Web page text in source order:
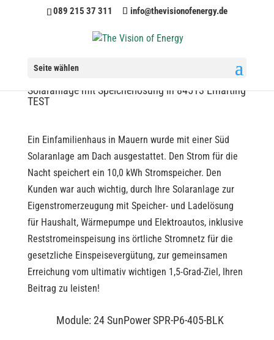
089 215 37 311 info@thevisionofenergy.de
Seite wählen
Solaranlage mit Speicherlösung in 84513 Erharting
TEST
Ein Einfamilienhaus in Mauern wurde mit einer Süd
Solaranlage am Dach ausgestattet. Den Strom für die
Nacht speichert ein 10,0 kWh Stromspeicher. Den
Kunden war auch wichtig, durch Ihre Solaranlage zur
Eigenstromerzeugung mit Speicher- und Ladelösung
für Haushalt, Wärmepumpe und Elektroautos, inklusive
Reststromeinspeisung ins örtliche Stromnetz für die
gesetzliche Einspeisevergütung, zur gemeinsamen
Erreichung vom ultimativ wichtigen 1,5-Grad-Ziel, Ihren
Beitrag zu leisten!
Module: 24 SunPower SPR-P6-405-BLK